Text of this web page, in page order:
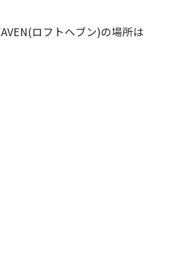
ロフトヘブン)の場所は